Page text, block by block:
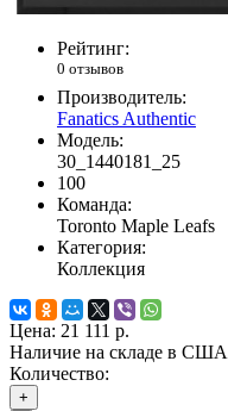
Рейтинг:
0 отзывов
Производитель:
Fanatics Authentic
Модель:
30_1440181_25
100
Команда:
Toronto Maple Leafs
Категория:
Коллекция
Цена: 21 111 р.
Наличие на складе в США
Количество:
+